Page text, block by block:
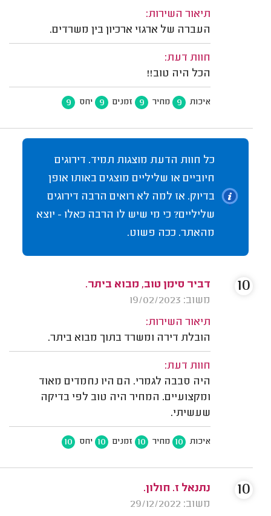
תיאור השירות:
העברה של ארגזי ארכיון בין משרדים.
חוות דעת:
הכל היה טוב!!
איכות 9 מחיר 9 זמנים 9 יחס 9
כל חוות הדעת מוצגות תמיד. דירוגים
חיוביים או שליליים מוצגים באותו אופן
בדיוק. אז למה לא רואים הרבה דירוגים
שליליים? כי מי שיש לו הרבה כאלו - יוצא
מהאתר. ככה פשוט.
דביר סימן טוב, מבוא ביתר.
משוב: 19/02/2023
תיאור השירות:
הובלת דירה ומשרד בתוך מבוא ביתר.
חוות דעת:
היה סבבה לגמרי. הם היו נחמדים מאוד
ומקצועיים. המחיר היה טוב לפי בדיקה
שעשיתי.
איכות 10 מחיר 10 זמנים 10 יחס 10
10
נתנאל ז. חולון.
משוב: 29/12/2022
10